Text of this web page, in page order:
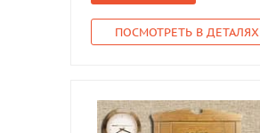
ПОСМОТРЕТЬ В ДЕТАЛЯХ